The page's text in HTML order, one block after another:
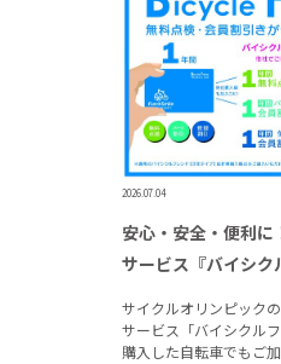
2026.07.04
安心・安全・便利に
サービス『バイシ
サイクルオリンピック
サービス「バイシクル
購入した自転車でもご